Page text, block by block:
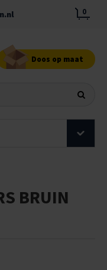
0
Doos op maat
BRUIN